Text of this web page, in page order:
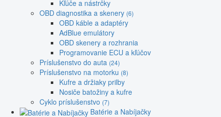
Kľúče a nástrčky
OBD diagnostika a skenery (6)
OBD káble a adaptéry
AdBlue emulátory
OBD skenery a rozhrania
Programovanie ECU a kľúčov
Príslušenstvo do auta (24)
Príslušenstvo na motorku (8)
Kufre a držiaky prilby
Nosiče batožiny a kufre
Cyklo príslušenstvo (7)
Batérie a Nabíjačky